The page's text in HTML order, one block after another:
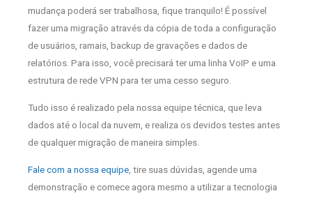
mudança poderá ser trabalhosa, fique tranquilo! É possível
fazer uma migração através da cópia de toda a configuração
de usuários, ramais, backup de gravações e dados de
relatórios. Para isso, você precisará ter uma linha VoIP e uma
estrutura de rede VPN para ter uma cesso seguro.
Tudo isso é realizado pela nossa equipe técnica, que leva
dados até o local da nuvem, e realiza os devidos testes antes
de qualquer migração de maneira simples.
Fale com a nossa equipe, tire suas dúvidas, agende uma
demonstração e comece agora mesmo a utilizar a tecnologia